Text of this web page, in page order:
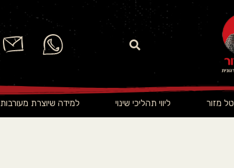
טל מזור ליווי תהליכי שינוי למידה שיוצרת מעורבות